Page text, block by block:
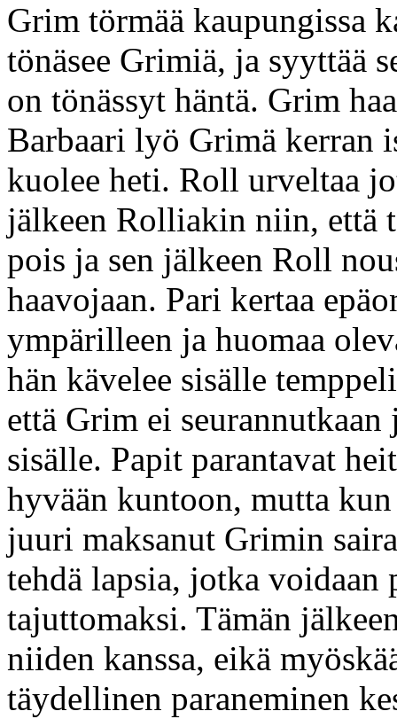
Grim törmää kaupungissa
tönäsee Grimiä, ja syyttää
on tönässyt häntä. Grim
Barbaari lyö Grimä kerran
kuolee heti. Roll urveltaa
jälkeen Rolliakin niin, että
pois ja sen jälkeen Roll
haavojaan. Pari kertaa
ympärilleen ja huomaa
hän kävelee sisälle
että Grim ei seurannutkaan
sisälle. Papit parantavat
hyvään kuntoon, mutta
juuri maksanut Grimin
tehdä lapsia, jotka
tajuttomaksi. Tämän
niiden kanssa, eikä
täydellinen paraneminen